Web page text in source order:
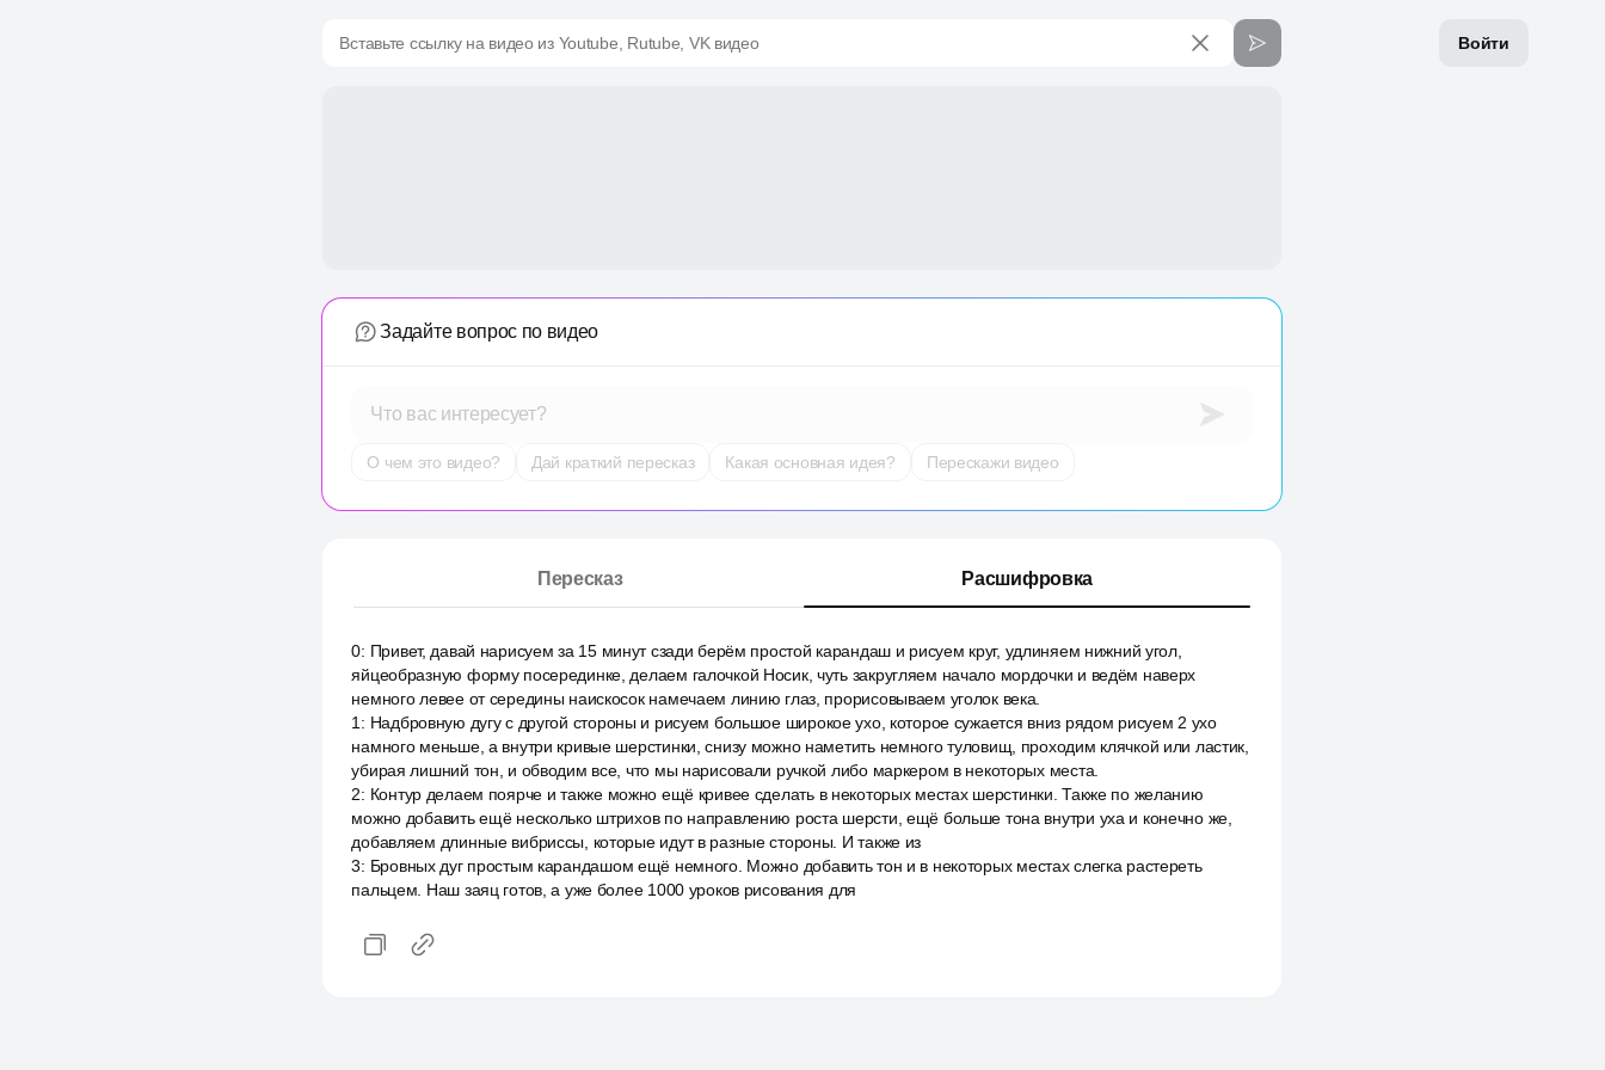
Войти
Вставьте ссылку на видео из Youtube, Rutube, VK видео
Задайте вопрос по видео
Что вас интересует?
О чем это видео? Дай краткий пересказ Какая основная идея? Перескажи видео
Пересказ Расшифровка
0: Привет, давай нарисуем за 15 минут сзади берём простой карандаш и рисуем круг, удлиняем нижний угол,
яйцеобразную форму посерединке, делаем галочкой Носик, чуть закругляем начало мордочки и ведём наверх
немного левее от середины наискосок намечаем линию глаз, прорисовываем уголок века.
1 : Надбровную дугу с другой стороны и рисуем большое широкое ухо, которое сужается вниз рядом рисуем 2 ухо
намного меньше, а внутри кривые шерстинки, снизу можно наметить немного туловищ, проходим клячкой или ластик,
убирая лишний тон, и обводим все, что мы нарисовали ручкой либо маркером в некоторых места.
2: Контур делаем поярче и также можно ещё кривее сделать в некоторых местах шерстинки. Также по желанию
можно добавить ещё несколько штрихов по направлению роста шерсти, ещё больше тона внутри уха и конечно же,
добавляем длинные вибриссы, которые идут в разные стороны. И также из
3: Бровных дуг простым карандашом ещё немного. Можно добавить тон и в некоторых местах слегка растереть
пальцем. Наш заяц готов, а уже более 1000 уроков рисования для